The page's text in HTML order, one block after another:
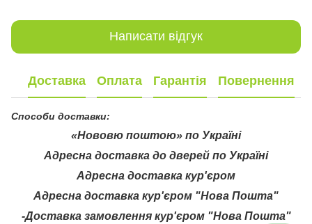
Написати відгук
Доставка Оплата Гарантія Повернення
Способи доставки:
«Нововю поштою» по Україні
Адресна доставка до дверей по Україні
Адресна доставка кур'єром
Адресна доставка кур'єром "Нова Пошта"
-Доставка замовлення кур'єром "Нова Пошта"